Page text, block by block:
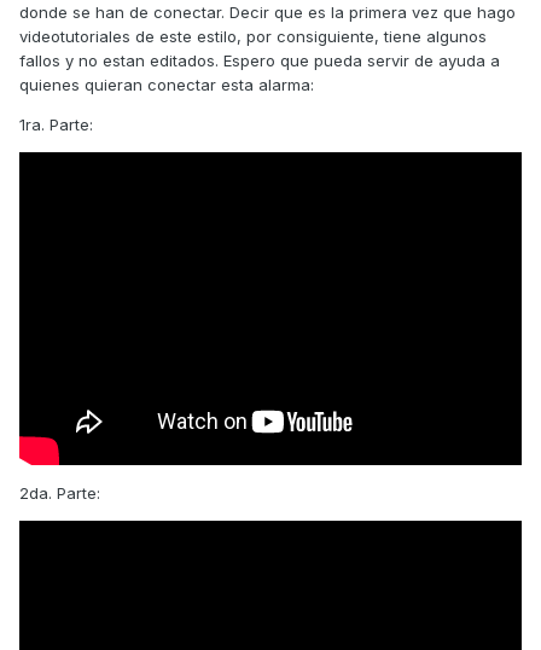
donde se han de conectar. Decir que es la primera vez que hago
videotutoriales de este estilo, por consiguiente, tiene algunos
fallos y no estan editados. Espero que pueda servir de ayuda a
quienes quieran conectar esta alarma:
1ra. Parte:
2da. Parte: